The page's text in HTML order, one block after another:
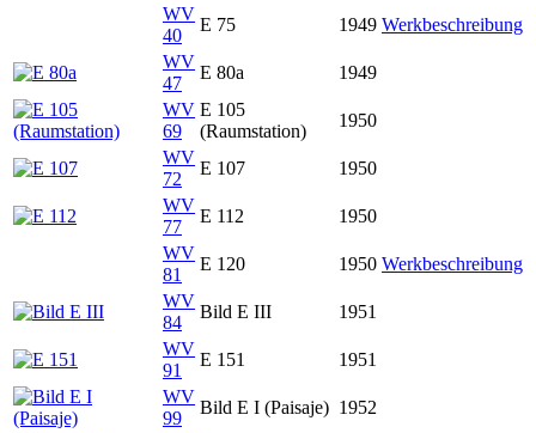
WV
40
E 75 1949 Werkbeschreibung
WV
47
E 80a
1949
WV
69
E 105
(Raumstation)
1950
WV
72
E 107
1950
WV
77
E 112
1950
WV
81
E 120 1950 Werkbeschreibung
WV
84
Bild E III
1951
WV
91
E 151
1951
WV
99
Bild E I (Paisaje) 1952